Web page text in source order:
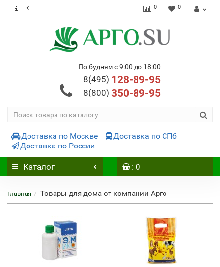
0 0
По будням с 9:00 до 18:00
8(495) 128-89-95
8(800) 350-89-95
Доставка по Москве
Доставка по СПб
Доставка по России
Каталог : 0
Главная Товары для дома от компании Арго